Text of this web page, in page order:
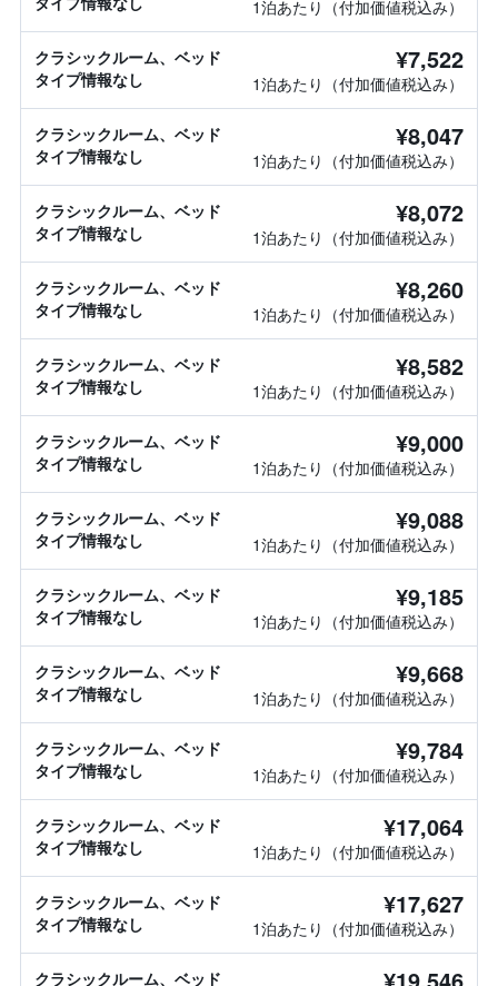
1泊あたり（付加価値税込み）
クラシックルーム、ベッド
タイプ情報なし
¥7,522
1泊あたり（付加価値税込み）
クラシックルーム、ベッド
タイプ情報なし
¥8,047
1泊あたり（付加価値税込み）
クラシックルーム、ベッド
タイプ情報なし
¥8,072
1泊あたり（付加価値税込み）
クラシックルーム、ベッド
タイプ情報なし
¥8,260
1泊あたり（付加価値税込み）
クラシックルーム、ベッド
タイプ情報なし
¥8,582
1泊あたり（付加価値税込み）
クラシックルーム、ベッド
タイプ情報なし
¥9,000
1泊あたり（付加価値税込み）
クラシックルーム、ベッド
タイプ情報なし
¥9,088
1泊あたり（付加価値税込み）
クラシックルーム、ベッド
タイプ情報なし
¥9,185
1泊あたり（付加価値税込み）
クラシックルーム、ベッド
タイプ情報なし
¥9,668
1泊あたり（付加価値税込み）
クラシックルーム、ベッド
タイプ情報なし
¥9,784
1泊あたり（付加価値税込み）
クラシックルーム、ベッド
タイプ情報なし
¥17,064
1泊あたり（付加価値税込み）
クラシックルーム、ベッド
タイプ情報なし
¥17,627
1泊あたり（付加価値税込み）
クラシックルーム、ベッド